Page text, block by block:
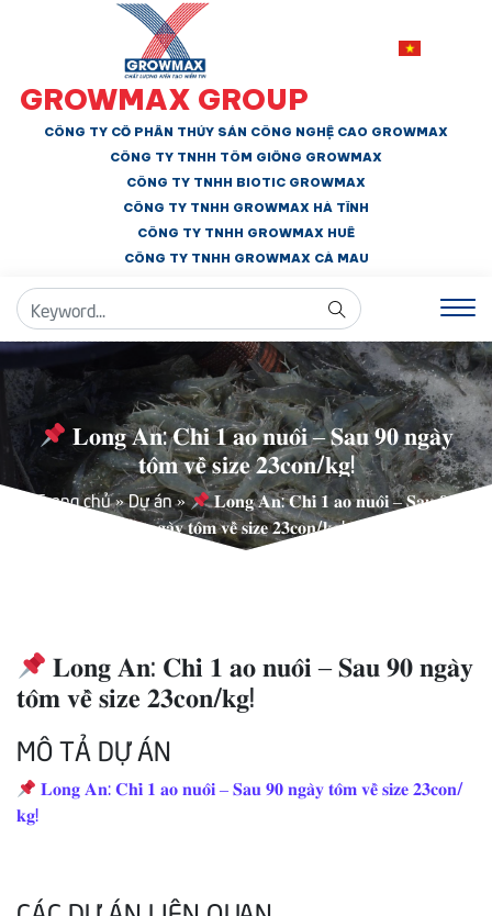
GROWMAX GROUP
CÔNG TY CỔ PHẦN THỦY SẢN CÔNG NGHỆ CAO GROWMAX
CÔNG TY TNHH TÔM GIỐNG GROWMAX
CÔNG TY TNHH BIOTIC GROWMAX
CÔNG TY TNHH GROWMAX HÀ TĨNH
CÔNG TY TNHH GROWMAX HUẾ
CÔNG TY TNHH GROWMAX CÀ MAU
𝐋𝐨𝐧𝐠 𝐀𝐧: 𝐂𝐡𝐢̉ 𝟏 𝐚𝐨 𝐧𝐮𝐨̂𝐢 – 𝐒𝐚𝐮 𝟗𝟎 𝐧𝐠𝐚̀𝐲
𝐭𝐨̂𝐦 𝐯𝐞̂̀ 𝐬𝐢𝐳𝐞 𝟐𝟑𝐜𝐨𝐧/𝐤𝐠!
Trang chủ»Dự án»
𝐋𝐨𝐧𝐠 𝐀𝐧: 𝐂𝐡𝐢̉ 𝟏 𝐚𝐨 𝐧𝐮𝐨̂𝐢 – 𝐒𝐚𝐮 𝟗𝟎
𝐧𝐠𝐚̀𝐲 𝐭𝐨̂𝐦 𝐯𝐞̂̀ 𝐬𝐢𝐳𝐞 𝟐𝟑𝐜𝐨𝐧/𝐤𝐠!
𝐋𝐨𝐧𝐠 𝐀𝐧: 𝐂𝐡𝐢̉ 𝟏 𝐚𝐨 𝐧𝐮𝐨̂𝐢 – 𝐒𝐚𝐮 𝟗𝟎 𝐧𝐠𝐚̀𝐲
𝐭𝐨̂𝐦 𝐯𝐞̂̀ 𝐬𝐢𝐳𝐞 𝟐𝟑𝐜𝐨𝐧/𝐤𝐠!
MÔ TẢ DỰ ÁN
𝐋𝐨𝐧𝐠 𝐀𝐧: 𝐂𝐡𝐢̉ 𝟏 𝐚𝐨 𝐧𝐮𝐨̂𝐢 – 𝐒𝐚𝐮 𝟗𝟎 𝐧𝐠𝐚̀𝐲 𝐭𝐨̂𝐦 𝐯𝐞̂̀ 𝐬𝐢𝐳𝐞 𝟐𝟑𝐜𝐨𝐧/
𝐤𝐠!